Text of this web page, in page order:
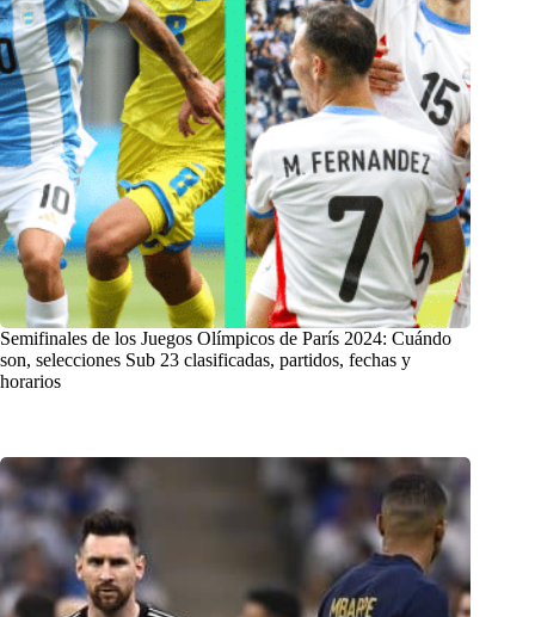
Semifinales de los Juegos Olímpicos de París 2024: Cuándo
son, selecciones Sub 23 clasificadas, partidos, fechas y
horarios